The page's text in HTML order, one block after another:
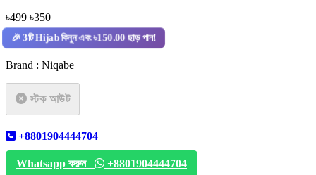
৳499 ৳350
🎉 3টি Hijab কিনুন এবং ৳150.00 ছাড় পান!
Brand : Niqabe
স্টক আউট
+8801904444704
Whatsapp করুন +8801904444704